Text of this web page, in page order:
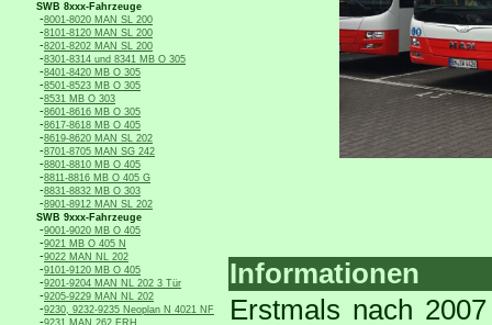
SWB 8xxx-Fahrzeuge
-8001-8020 MAN SL 200
-8101-8120 MAN SL 200
-8201-8202 MAN SL 200
-8301-8314 und 8341 MB O 305
-8401-8420 MB O 305
-8501-8523 MB O 305
-8531 MB O 303
-8601-8616 MB O 305
-8617-8618 MB O 405
-8619-8620 MAN SL 202
-8701-8705 MAN SG 242
-8801-8810 MB O 405
-8811-8816 MB O 405 G
-8831-8832 MB O 303
-8901-8912 MAN SL 202
SWB 9xxx-Fahrzeuge
-9001-9020 MB O 405
-9021 MB O 405 N
-9022 MAN NL 202
-9101-9120 MB O 405
-9201-9204 MAN NL 202 3 Tür
-9205-9229 MAN NL 202
-9230, 9232-9235 Neoplan N 4021 NF
-9231 MAN 262 FRH
Informationen
Erstmals nach